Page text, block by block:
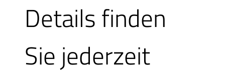
Details finden
Sie jederzeit